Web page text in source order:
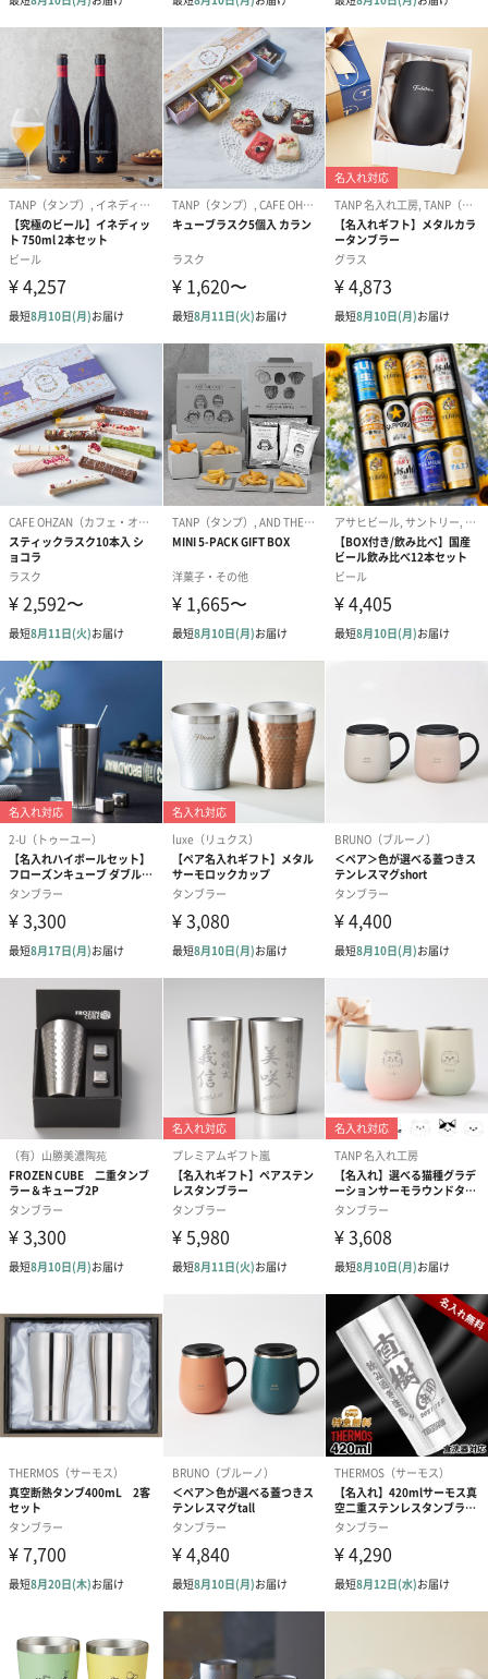
プレゼントにもおすすめです。
【選べる】2種類をご用意
お母さんありがとう タンブラー（330ml）
淡いグラデーションカラーがポイントのタンブラーです。
330mlのちょうどよいサイズ感で、お家でのリラックスタイム
や、オフィスでのご使用にもぴったりです。
THANK YOU MOTHER タンブラー（380ml）
人気のサーモタンブラーの380mlタイプです。
コンビニなどのテイクアウトカップに対応しており、ドリンクホ
ルダーとしてもお使いいただけます。
【選べる】あまおう苺ラングドシャクッキー
あまおう苺ラングドシャクッキー アソートメント（8枚入）
「あまおう苺＆ミルクチョコレート」と「あまおう苺＆ホワイト
チョコレート」2種類の味わいの異なる「あまおう苺」フレーバー
を詰め合わせました。
【あまおう苺＆ミルクチョコレート】
あまおう苺46%使用（苺中）
【あまおう苺＆ホワイトチョコレート】
あまおう苺58%使用（苺中）
あまおう苺ラングドシャクッキー ホワイトチョコレート(4
枚入り)
「あまおう苺＆ホワイトチョコレート」を4枚詰めました。
あまおう苺58%使用（苺中）しています。
この時期ならではの可愛らしいパッケージ
苺のイラストを全体にちりばめ、華やかなデザインに仕上げまし
た。この時期ならではのギフトにぴったり。
お世話になった方へのご挨拶やお礼、大切な方へのプレゼントに
もおすすめです。
「GODIVA （ゴディバ）」
1926年ブリュッセルで創業、世界で愛されるプレミアムチョコレ
ートのリーディングブランドです。「ゴディバ」のこだわりは、
ゴディバを通じた新しいチョコレート体験を提供し、記憶に残る